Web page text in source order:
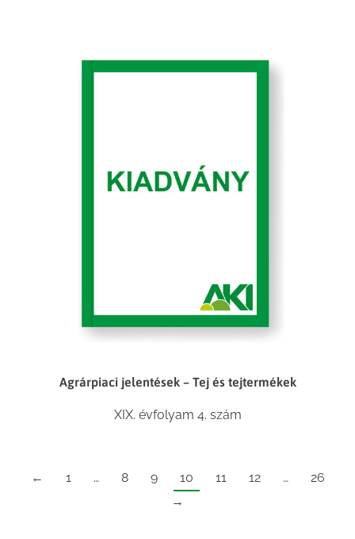
Agrárpiaci jelentések – Tej és tejtermékek
XIX. évfolyam 4. szám
← 1 … 8 9 10 11 12 …
26
→